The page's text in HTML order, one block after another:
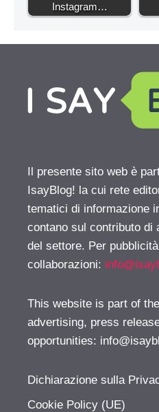
Instagram…
Il presente sito web è
IsayBlog! la cui rete
tematici di informazione
contano sul contributo di
del settore. Per
collaborazioni:
This website is part of
advertising, press
opportunities:
Dichiarazione sulla
Cookie Policy (UE)